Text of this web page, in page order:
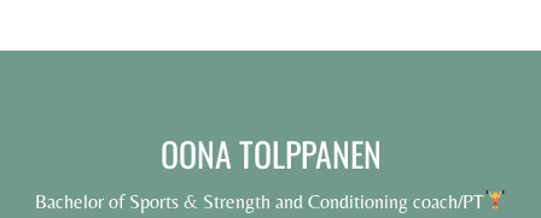
OONA TOLPPANEN
Bachelor of Sports & Strength and Conditioning coach/PT